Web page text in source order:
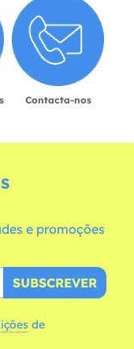
Contacta-nos
e promoções
SUBSCREVER